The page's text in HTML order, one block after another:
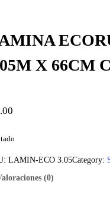
X 66CM
LAMIN-ECO 3.05Category:
(0)